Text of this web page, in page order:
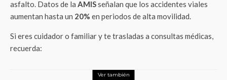
asfalto. Datos de la AMISseñalan que los accidentes viales
aumentan hasta un 20% en periodos de alta movilidad.
Si eres cuidador o familiar y te trasladas a consultas médicas,
recuerda:
Ver también